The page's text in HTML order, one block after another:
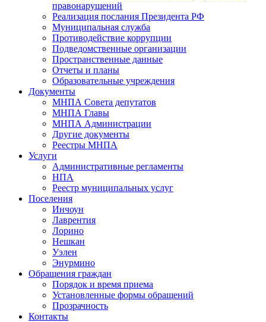
правонарушений
Реализация послания Президента РФ
Муниципальная служба
Противодействие коррупции
Подведомственные организации
Пространственные данные
Отчеты и планы
Образовательные учреждения
Документы
МНПА Совета депутатов
МНПА Главы
МНПА Администрации
Другие документы
Реестры МНПА
Услуги
Административные регламенты
НПА
Реестр муниципальных услуг
Поселения
Инчоун
Лаврентия
Лорино
Нешкан
Уэлен
Энурмино
Обращения граждан
Порядок и время приема
Установленные формы обращений
Прозрачность
Контакты